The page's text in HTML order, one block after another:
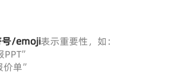
号/emoji表示重要性，如：
单”